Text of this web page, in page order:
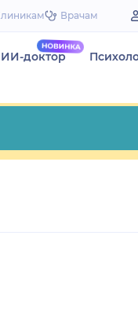
Врачам
ИИ-доктор